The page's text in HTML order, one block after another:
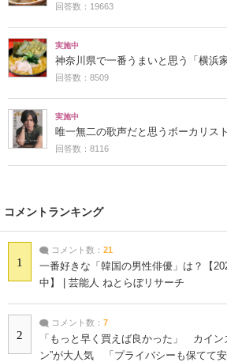
回答数：19663
実施中
神奈川県で一番うまいと思う「横浜
回答数：8509
実施中
唯一無二の歌声だと思うボーカリス
回答数：8116
コメントランキング
1
コメント数： 21
一番好きな「韓国の男性俳優」は？【
中】 | 芸能人 ねとらぼリサーチ
2
コメント数： 7
「もっと早く買えば良かった」 カイン
ン”が大人気 「プライバシーも保てて